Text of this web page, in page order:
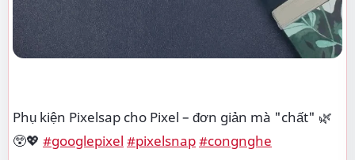
Phụ kiện Pixelsap cho Pixel – đơn giản mà "chất" 🌿
😲💖 #googlepixel #pixelsnap#congnghe